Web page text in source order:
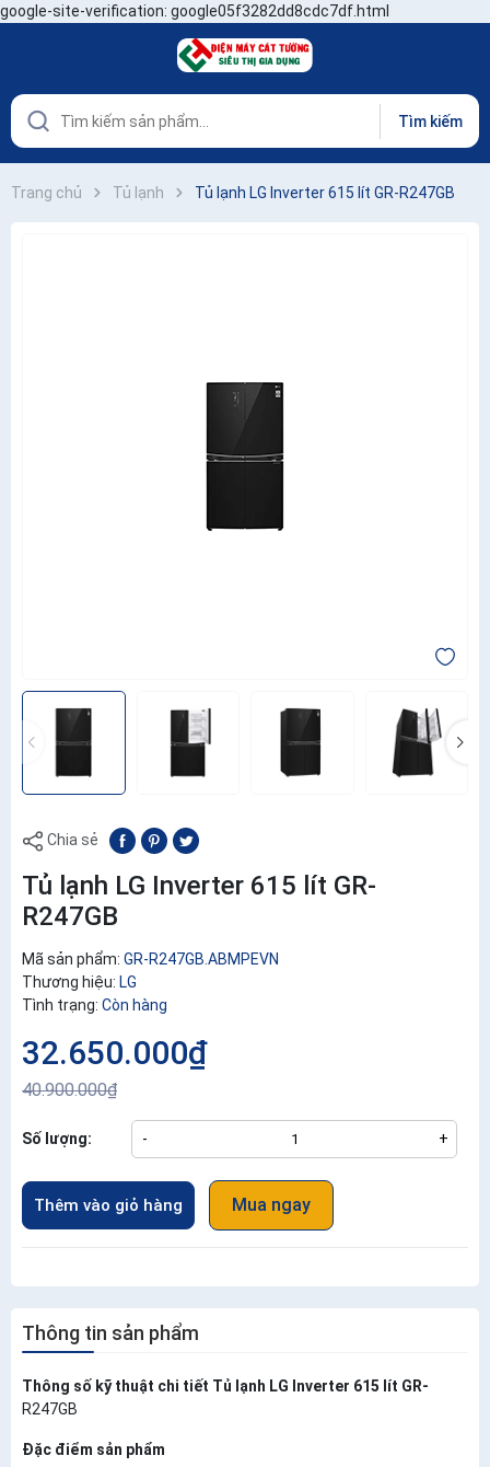
google-site-verification: google05f3282dd8cdc7df.html
Tìm kiếm
Trang chủ Tủ lạnh Tủ lạnh LG Inverter 615 lít GR-R247GB
Chia sẻ
Tủ lạnh LG Inverter 615 lít GR-
R247GB
Mã sản phẩm: GR-R247GB.ABMPEVN
Thương hiệu: LG
Tình trạng: Còn hàng
32.650.000₫
40.900.000₫
Số lượng: - +
Thêm vào giỏ hàng Mua ngay
Thông tin sản phẩm
Thông số kỹ thuật chi tiết Tủ lạnh LG Inverter 615 lít GR-
R247GB
Đặc điểm sản phẩm